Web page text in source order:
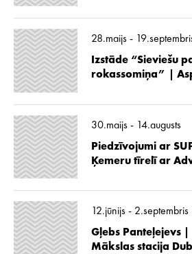
28.maijs -
Izstāde “Sieviešu
rokassomiņa” |
30.maijs - 14.augusts
Piedzīvojumi ar
Ķemeru tīrelī ar
12.jūnijs - 2.septembris
Gļebs Panteļejevs |
Mākslas stacija